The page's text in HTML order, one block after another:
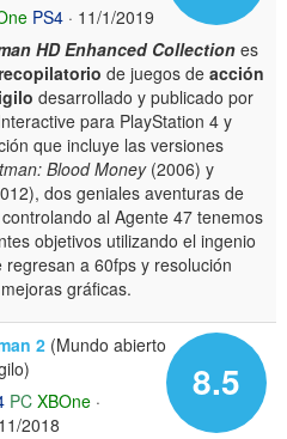
PS4 · 11/1/2019
HD Enhanced Collection es
de juegos deacción
desarrollado y publicado por
para PlayStation 4 y
que incluye las versiones
Blood Money(2006) y
dos geniales aventuras de
al Agente 47 tenemos
objetivos utilizando el ingenio
a 60fps y resolución
gráficas.
8.5
2 (Mundo abierto
PC XBOne ·
2018